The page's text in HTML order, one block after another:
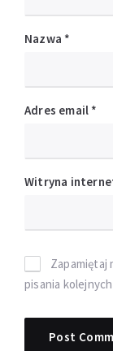
Nazwa *
Adres email *
Witryna
Zapamiętaj
pisania